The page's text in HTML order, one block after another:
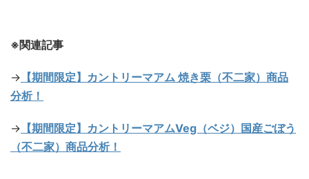
※関連記事
→ 【期間限定】カントリーマアム 焼き栗（不二家）商品
分析！
→ 【期間限定】カントリーマアムVeg（ベジ）国産ごぼう
（不二家）商品分析！